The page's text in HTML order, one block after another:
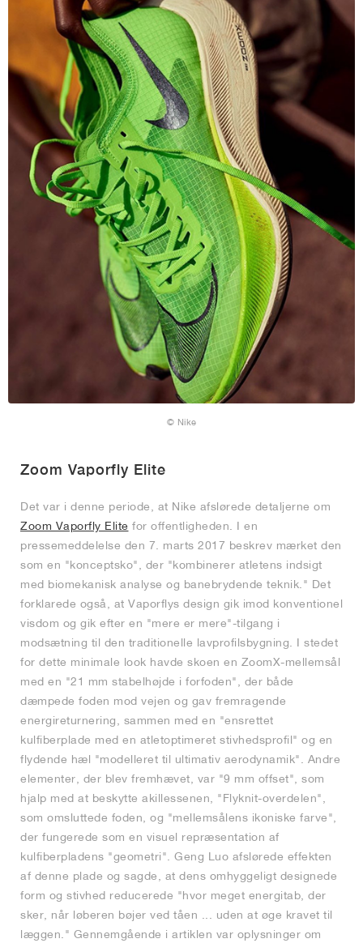
© Nike
Zoom Vaporfly Elite
Det var i denne periode, at Nike afslørede detaljerne om
Zoom Vaporfly Elite for offentligheden. I en
pressemeddelelse den 7. marts 2017 beskrev mærket den
som en "konceptsko", der "kombinerer atletens indsigt
med biomekanisk analyse og banebrydende teknik." Det
forklarede også, at Vaporflys design gik imod konventionel
visdom og gik efter en "mere er mere"-tilgang i
modsætning til den traditionelle lavprofilsbygning. I stedet
for dette minimale look havde skoen en ZoomX-mellemsål
med en "21 mm stabelhøjde i forfoden", der både
dæmpede foden mod vejen og gav fremragende
energireturnering, sammen med en "ensrettet
kulfiberplade med en atletoptimeret stivhedsprofil" og en
flydende hæl "modelleret til ultimativ aerodynamik". Andre
elementer, der blev fremhævet, var "9 mm offset", som
hjalp med at beskytte akillessenen, "Flyknit-overdelen",
som omsluttede foden, og "mellemsålens ikoniske farve",
der fungerede som en visuel repræsentation af
kulfiberpladens "geometri". Geng Luo afslørede effekten
af denne plade og sagde, at dens omhyggeligt designede
form og stivhed reducerede "hvor meget energitab, der
sker, når løberen bøjer ved tåen ... uden at øge kravet til
læggen." Gennemgående i artiklen var oplysninger om